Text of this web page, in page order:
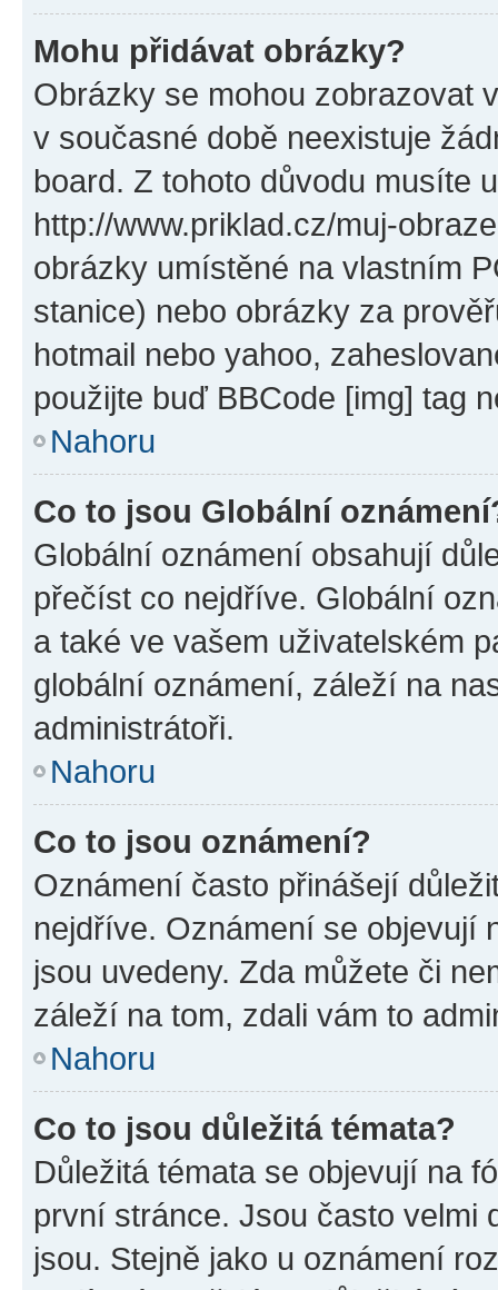
Mohu přidávat obrázky?
Obrázky se mohou zobrazovat
v současné době neexistuje
board. Z tohoto důvodu musíte
http://www.priklad.cz/muj-
obrázky umístěné na vlastním
stanice) nebo obrázky za
hotmail nebo yahoo,
použijte buď BBCode [img] tag
Nahoru
Co to jsou Globální
Globální oznámení obsahují
přečíst co nejdříve. Globální
a také ve vašem uživatelském
globální oznámení, záleží na
administrátoři.
Nahoru
Co to jsou oznámení?
Oznámení často přinášejí
nejdříve. Oznámení se objevují
jsou uvedeny. Zda můžete či
záleží na tom, zdali vám to
Nahoru
Co to jsou důležitá témata?
Důležitá témata se objevují na
první stránce. Jsou často velmi
jsou. Stejně jako u oznámení